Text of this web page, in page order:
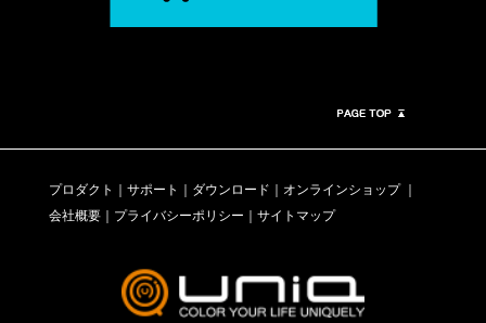
プロダクト サポート ダウンロード オンラインショップ
会社概要｜ プライバシーポリシー サイトマップ